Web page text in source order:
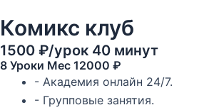
Комикс клуб
1500 ₽/урок 40 минут
8 Уроки Mec 12000 ₽
- Академия онлайн 24/7.
- Групповые занятия.